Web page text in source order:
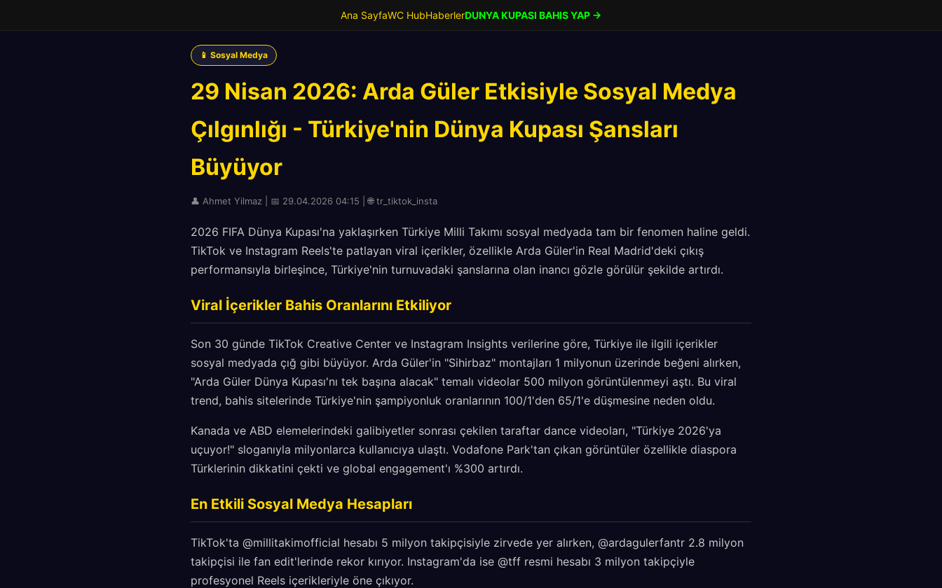
Ana SayfaWC HubHaberlerDUNYA KUPASI BAHIS YAP →
📱 Sosyal Medya
29 Nisan 2026: Arda Güler Etkisiyle Sosyal Medya
Çılgınlığı - Türkiye'nin Dünya Kupası Şansları
Büyüyor
👤 Ahmet Yilmaz | 📅 29.04.2026 04:15 | 🌐 tr_tiktok_insta
2026 FIFA Dünya Kupası'na yaklaşırken Türkiye Milli Takımı sosyal medyada tam bir fenomen haline geldi.
TikTok ve Instagram Reels'te patlayan viral içerikler, özellikle Arda Güler'in Real Madrid'deki çıkış
performansıyla birleşince, Türkiye'nin turnuvadaki şanslarına olan inancı gözle görülür şekilde artırdı.
Viral İçerikler Bahis Oranlarını Etkiliyor
Son 30 günde TikTok Creative Center ve Instagram Insights verilerine göre, Türkiye ile ilgili içerikler
sosyal medyada çığ gibi büyüyor. Arda Güler'in "Sihirbaz" montajları 1 milyonun üzerinde beğeni alırken,
"Arda Güler Dünya Kupası'nı tek başına alacak" temalı videolar 500 milyon görüntülenmeyi aştı. Bu viral
trend, bahis sitelerinde Türkiye'nin şampiyonluk oranlarının 100/1'den 65/1'e düşmesine neden oldu.
Kanada ve ABD elemelerindeki galibiyetler sonrası çekilen taraftar dance videoları, "Türkiye 2026'ya
uçuyor!" sloganıyla milyonlarca kullanıcıya ulaştı. Vodafone Park'tan çıkan görüntüler özellikle diaspora
Türklerinin dikkatini çekti ve global engagement'ı %300 artırdı.
En Etkili Sosyal Medya Hesapları
TikTok'ta @millitakimofficial hesabı 5 milyon takipçisiyle zirvede yer alırken, @ardagulerfantr 2.8 milyon
takipçisi ile fan edit'lerinde rekor kırıyor. Instagram'da ise @tff resmi hesabı 3 milyon takipçiyle
profesyonel Reels içerikleriyle öne çıkıyor.